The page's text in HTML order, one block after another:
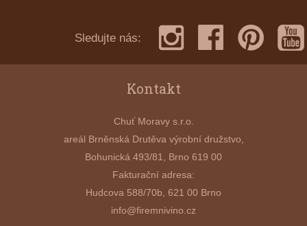
Sledujte nás:
Kontakt
Chuť Moravy s.r.o.
areál Brněnská Drutěva výrobní družstvo,
Bohunická 493/81, Brno 619 00
Fakturační adresa:
Hudcova 588/70b, 621 00 Brno
info@firemnivino.cz